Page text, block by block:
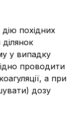
похідних
у випадку
проводити
а при
дозу